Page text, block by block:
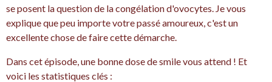
se posent la question de la congélation d'ovocytes. Je vous
explique que peu importe votre passé amoureux, c'est un
excellente chose de faire cette démarche.
Dans cet épisode, une bonne dose de smile vous attend ! Et
voici les statistiques clés :